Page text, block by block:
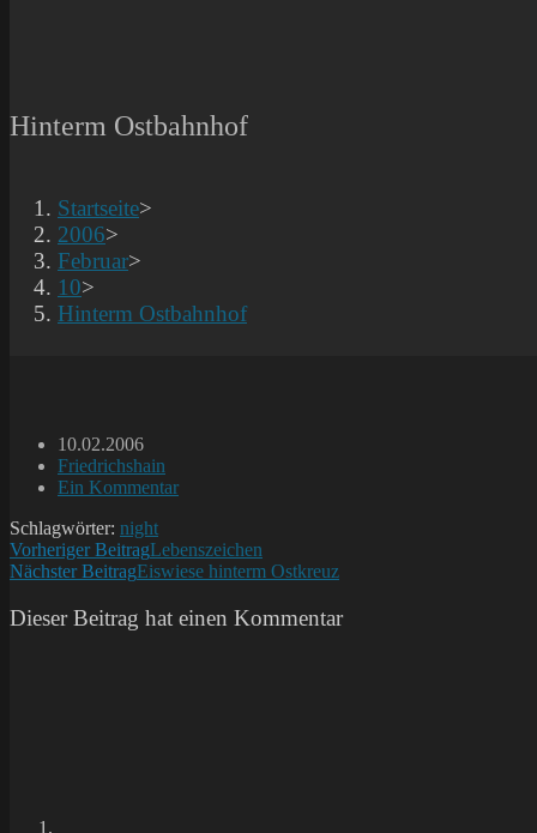
Hinterm Ostbahnhof
Startseite>
2006>
Februar>
10>
Hinterm Ostbahnhof
Beitrag
veröffentlicht:
10.02.2006
Beitrags-
Kategorie:
Friedrichshain
Beitrags-
Ein Kommentar
Schlagwörter: night
Weitere
Artikel
ansehen
Vorheriger BeitragLebenszeichen
Nächster BeitragEiswiese hinterm Ostkreuz
Dieser Beitrag hat einen Kommentar